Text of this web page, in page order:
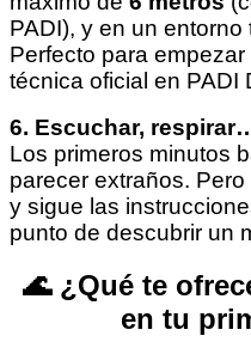
PADI), y en un
Perfecto para
técnica oficial en PADI
6. Escuchar,
Los primeros minutos
parecer extraños.
y sigue las
punto de descubrir un
🌊 ¿Qué te
en tu